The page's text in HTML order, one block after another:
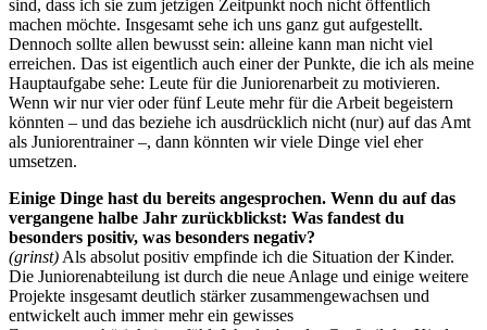
sind, dass ich sie zum jetzigen Zeitpunkt noch nicht öffentlich
machen möchte. Insgesamt sehe ich uns ganz gut aufgestellt.
Dennoch sollte allen bewusst sein: alleine kann man nicht viel
erreichen. Das ist eigentlich auch einer der Punkte, die ich als meine
Hauptaufgabe sehe: Leute für die Juniorenarbeit zu motivieren.
Wenn wir nur vier oder fünf Leute mehr für die Arbeit begeistern
könnten – und das beziehe ich ausdrücklich nicht (nur) auf das Amt
als Juniorentrainer –, dann könnten wir viele Dinge viel eher
umsetzen.
Einige Dinge hast du bereits angesprochen. Wenn du auf das
vergangene halbe Jahr zurückblickst: Was fandest du
besonders positiv, was besonders negativ?
(grinst) Als absolut positiv empfinde ich die Situation der Kinder.
Die Juniorenabteilung ist durch die neue Anlage und einige weitere
Projekte insgesamt deutlich stärker zusammengewachsen und
entwickelt auch immer mehr ein gewisses